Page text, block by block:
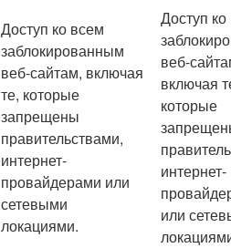
Доступ ко всем
заблокированным
веб-сайтам, включая
те, которые
запрещены
правительствами,
интернет-
провайдерами или
сетевыми
локациями.
Доступ
веб-
включая
которые
интернет-
или